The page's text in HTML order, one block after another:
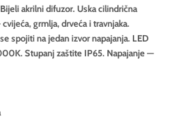
akrilni difuzor. Uska cilindrična
grmlja, drveća i travnjaka.
spojiti na jedan izvor napajanja. LED
Stupanj zaštite IP65. Napajanje —